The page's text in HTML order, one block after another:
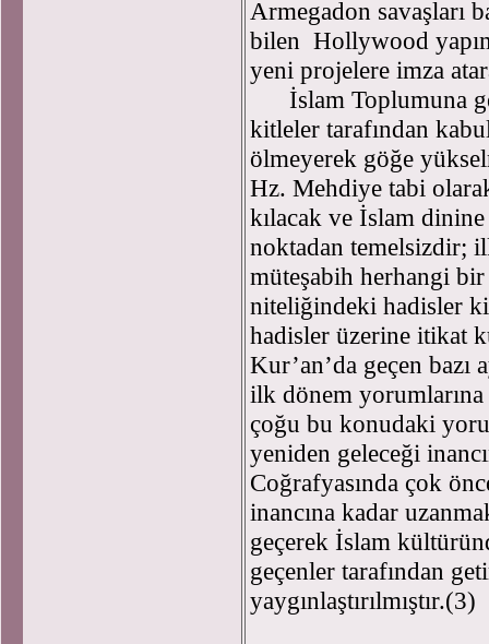
Armegadon savaşları
bilen Hollywood
yeni projelere imza
İslam Toplumuna
kitleler tarafından
ölmeyerek göğe
Hz. Mehdiye tabi
kılacak ve İslam
noktadan temelsizdir;
müteşabih herhangi
niteliğindeki hadisler
hadisler üzerine itikat
Kur’an’da geçen bazı
ilk dönem yorumlarına
çoğu bu konudaki
yeniden geleceği
Coğrafyasında çok
inancına kadar
geçerek İslam
geçenler tarafından
yaygınlaştırılmıştır.(3)